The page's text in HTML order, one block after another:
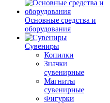
Основные средства и
оборудования
Сувениры
Копилки
Значки
сувенирные
Магниты
сувенирные
Фигурки